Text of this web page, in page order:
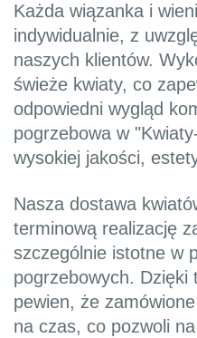
Każda wiązanka i
indywidualnie, z
naszych klientów.
świeże kwiaty, co
odpowiedni wygląd
pogrzebowa w
wysokiej jakości,
Nasza dostawa
terminową realizację
szczególnie istotne w
pogrzebowych. Dzięki
pewien, że
na czas, co pozwoli